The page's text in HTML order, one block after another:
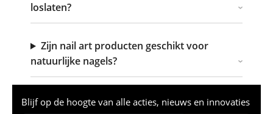
loslaten?
Zijn nail art producten geschikt voor
natuurlijke nagels?
Blijf op de hoogte van alle acties, nieuws en innovaties